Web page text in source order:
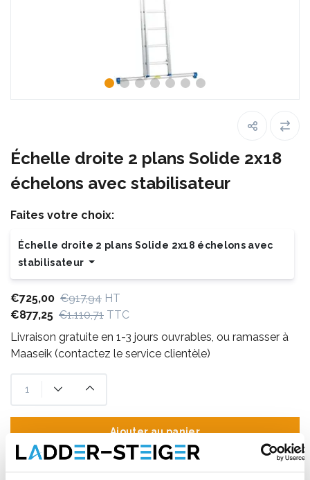
Échelle droite 2 plans Solide 2x18
échelons avec stabilisateur
Faites votre choix:
Échelle droite 2 plans Solide 2x18 échelons avec
stabilisateur
€725,00 €917,94 HT
€877,25 €1.110,71 TTC
Livraison gratuite en 1-3 jours ouvrables, ou ramasser à
Maaseik (contactez le service clientèle)
Ajouter au panier